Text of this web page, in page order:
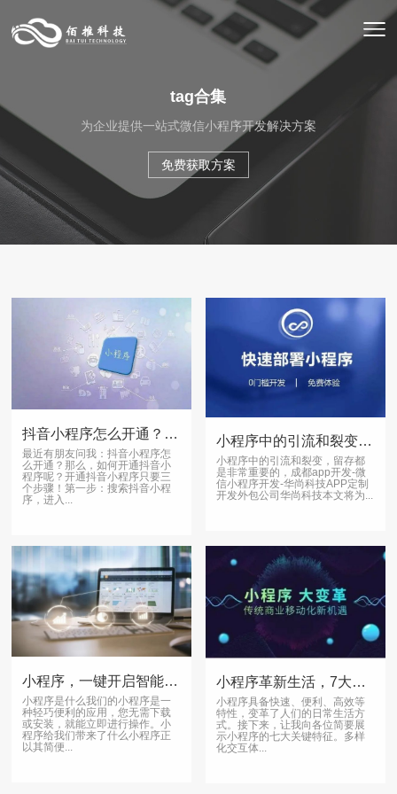
tag合集
为企业提供一站式微信小程序开发解决方案
免费获取方案
抖音小程序怎么开通？如何开通三个步骤？
最近有朋友问我：抖音小程序怎
么开通？那么，如何开通抖音小
程序呢？开通抖音小程序只要三
个步骤！第一步：搜索抖音小程
序，进入...
小程序中的引流和裂变，留存都是非常重要的
小程序中的引流和裂变，留存都
是非常重要的，成都app开发-微
信小程序开发-华尚科技APP定制
开发外包公司华尚科技本文将为...
小程序，一键开启智能生活
小程序是什么我们的小程序是一
种轻巧便利的应用，您无需下载
或安装，就能立即进行操作。小
程序给我们带来了什么小程序正
以其简便...
小程序革新生活，7大特性揭秘
小程序具备快速、便利、高效等
特性，变革了人们的日常生活方
式。接下来，让我向各位简要展
示小程序的七大关键特征。多样
化交互体...